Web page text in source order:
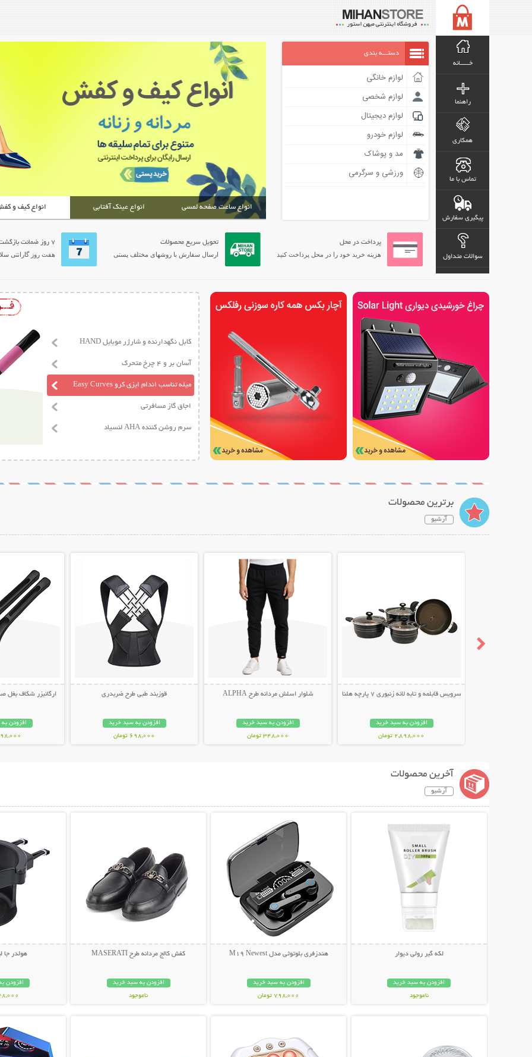
خـــــانه
راهنما
همکاری
تماس با ما
پیگیری سفارش
سوالات متداول
دستـــه بندی
لوازم خانگی
لوازم شخصی
لوازم دیجیتال
لوازم خودرو
مد و پوشاک
ورزشی و سرگرمی
انواع ساعت صفحه لمسی انواع عینک آفتابی انواع کیف و
پرداخت در محل
هزینه خرید خود را در محل پرداخت کنید
تحویل سریع محصولات
ارسال سفارش با روشهای مختلف پستی
7 روز ضمانت بازگشت
هفت روز گارانتی
کابل نگهدارنده و شارژر موبایل HAND
آسان بر و 4 چرخ متحرک
میله تناسب اندام ایزی کرو Easy Curves
اجاق گاز مسافرتی
سرم روشن کننده AHA لنسیاد
برترین محصولات
آرشیو
سرویس قابلمه و تابه لانه زنبوری 7 پارچه هلنا
افزودن به سبد خرید
2,898,000 تومان
شلوار اسلش مردانه طرح ALPHA
افزودن به سبد خرید
348,000 تومان
قوزبند طبی طرح ضربدری
افزودن به سبد خرید
698,000 تومان
ارگانیزر شکاف بغل
افزودن
498,000
آخرین محصولات
آرشیو
لکه گیر رولی دیوار
افزودن به سبد خرید
ناموجود
هندزفری بلوتوثی مدل M19 Newest
افزودن به سبد خرید
798,000 تومان
کفش کالج مردانه طرح MASERATI
افزودن به سبد خرید
ناموجود
هولدر جا
افزودن
448,000